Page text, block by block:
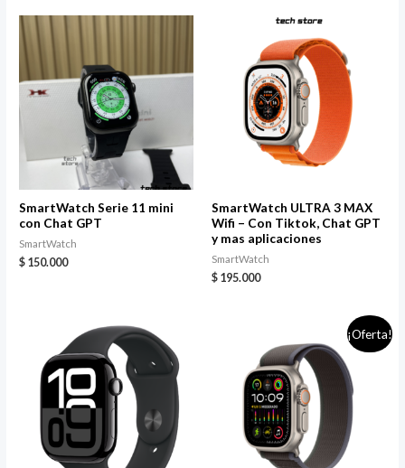
SmartWatch Serie 11 mini
con Chat GPT
SmartWatch
$ 150.000
SmartWatch ULTRA 3 MAX
Wifi – Con Tiktok, Chat GPT
y mas aplicaciones
SmartWatch
$ 195.000
¡Oferta!